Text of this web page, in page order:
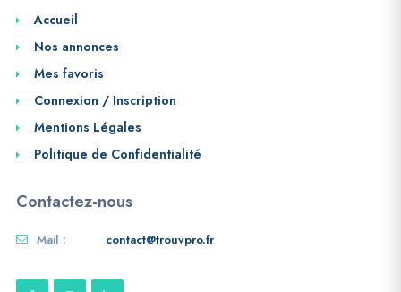
Accueil
Nos annonces
Mes favoris
Connexion / Inscription
Mentions Légales
Politique de Confidentialité
Contactez-nous
Mail : contact@trouvpro.fr